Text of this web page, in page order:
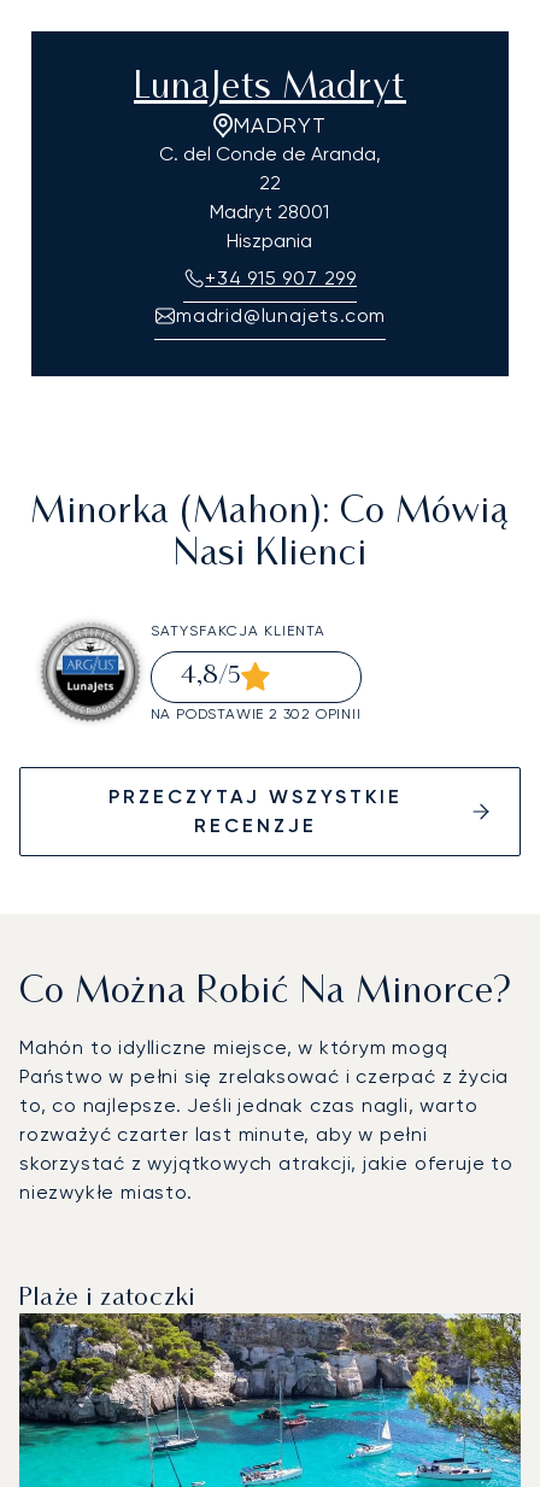
LunaJets Madryt
MADRYT
C. del Conde de Aranda,
22
Madryt 28001
Hiszpania
+34 915 907 299
madrid@lunajets.com
Minorka (Mahon): Co Mówią
Nasi Klienci
SATYSFAKCJA KLIENTA
4,8/5
NA PODSTAWIE 2 302 OPINII
PRZECZYTAJ WSZYSTKIE
RECENZJE
Co Można Robić Na Minorce?
Mahón to idylliczne miejsce, w którym mogą
Państwo w pełni się zrelaksować i czerpać z życia
to, co najlepsze. Jeśli jednak czas nagli, warto
rozważyć czarter last minute, aby w pełni
skorzystać z wyjątkowych atrakcji, jakie oferuje to
niezwykłe miasto.
Plaże i zatoczki